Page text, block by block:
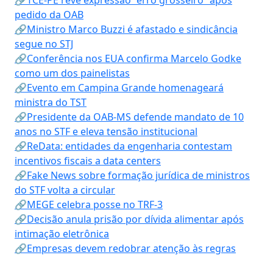
pedido da OAB
🔗Ministro Marco Buzzi é afastado e sindicância
segue no STJ
🔗Conferência nos EUA confirma Marcelo Godke
como um dos painelistas
🔗Evento em Campina Grande homenageará
ministra do TST
🔗Presidente da OAB-MS defende mandato de 10
anos no STF e eleva tensão institucional
🔗ReData: entidades da engenharia contestam
incentivos fiscais a data centers
🔗Fake News sobre formação jurídica de ministros
do STF volta a circular
🔗MEGE celebra posse no TRF-3
🔗Decisão anula prisão por dívida alimentar após
intimação eletrônica
🔗Empresas devem redobrar atenção às regras